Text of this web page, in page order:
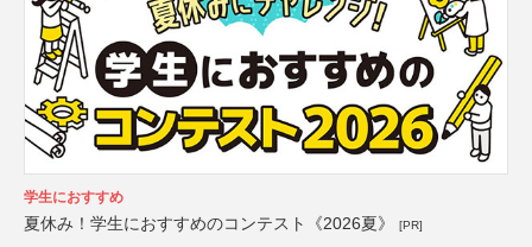
学生におすすめ
夏休み！学生におすすめのコンテスト《2026夏》 [PR]